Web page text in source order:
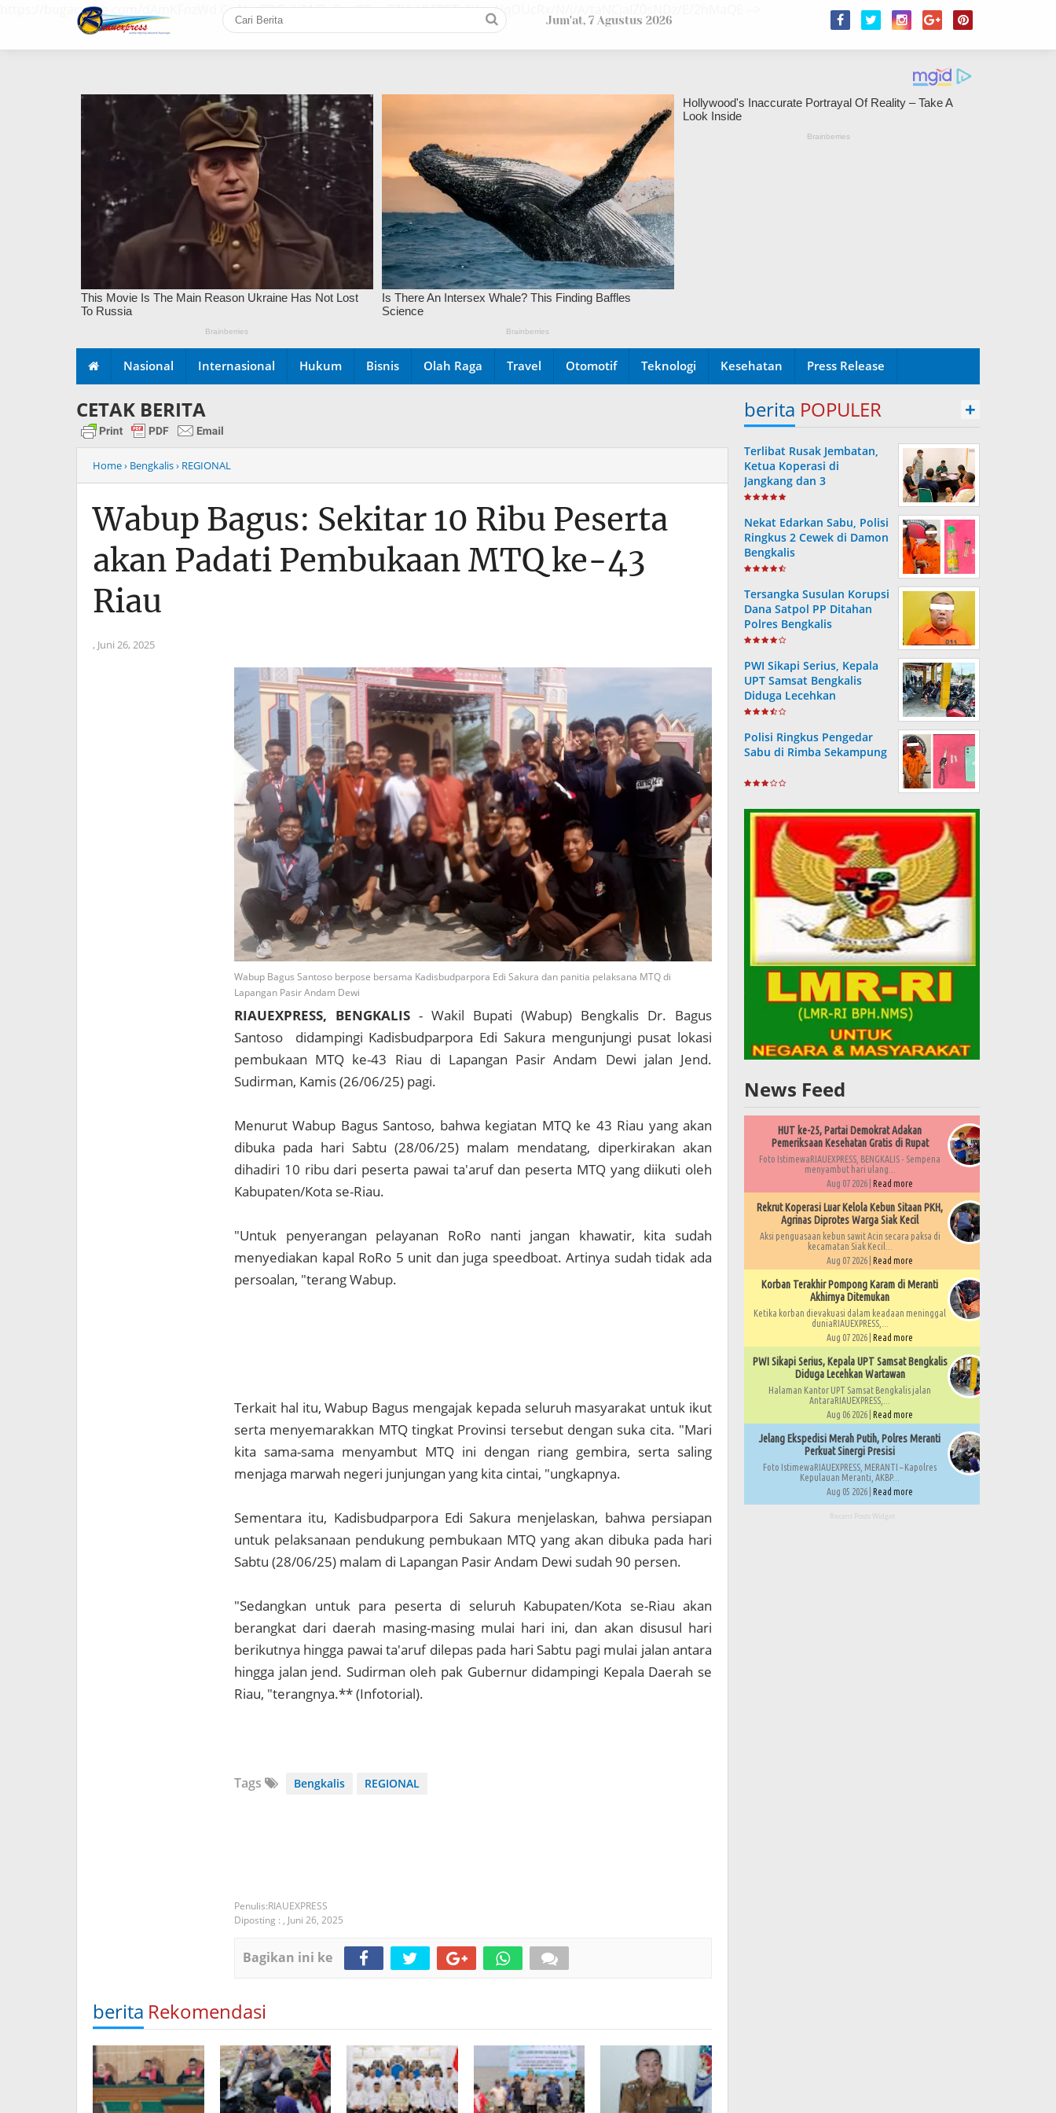
https://bugaruche.com/dAmKFnzWd.GoNiv-ZDGvUM/DeFm/9EupZZUsl/kFPSTuY/ywNqDUcRx/N/j/A/taNCjaIZ0sNDz/E/2hMaQE
Jum'at, 7 Agustus 2026
Nasional Internasional Hukum Bisnis Olah Raga Travel Otomotif Teknologi Kesehatan Press Release
CETAK BERITA
Home› Bengkalis› REGIONAL
Wabup Bagus: Sekitar 10 Ribu Peserta
akan Padati Pembukaan MTQ ke-43
Riau
, Juni 26, 2025
Wabup Bagus Santoso berpose bersama Kadisbudparpora Edi Sakura dan panitia pelaksana MTQ di
Lapangan Pasir Andam Dewi
RIAUEXPRESS, BENGKALIS - Wakil Bupati (Wabup) Bengkalis Dr. Bagus
Santoso didampingi Kadisbudparpora Edi Sakura mengunjungi pusat lokasi
pembukaan MTQ ke-43 Riau di Lapangan Pasir Andam Dewi jalan Jend.
Sudirman, Kamis (26/06/25) pagi.
Menurut Wabup Bagus Santoso, bahwa kegiatan MTQ ke 43 Riau yang akan
dibuka pada hari Sabtu (28/06/25) malam mendatang, diperkirakan akan
dihadiri 10 ribu dari peserta pawai ta'aruf dan peserta MTQ yang diikuti oleh
Kabupaten/Kota se-Riau.
"Untuk penyerangan pelayanan RoRo nanti jangan khawatir, kita sudah
menyediakan kapal RoRo 5 unit dan juga speedboat. Artinya sudah tidak ada
persoalan, "terang Wabup.
Terkait hal itu, Wabup Bagus mengajak kepada seluruh masyarakat untuk ikut
serta menyemarakkan MTQ tingkat Provinsi tersebut dengan suka cita. "Mari
kita sama-sama menyambut MTQ ini dengan riang gembira, serta saling
menjaga marwah negeri junjungan yang kita cintai, "ungkapnya.
Sementara itu, Kadisbudparpora Edi Sakura menjelaskan, bahwa persiapan
untuk pelaksanaan pendukung pembukaan MTQ yang akan dibuka pada hari
Sabtu (28/06/25) malam di Lapangan Pasir Andam Dewi sudah 90 persen.
"Sedangkan untuk para peserta di seluruh Kabupaten/Kota se-Riau akan
berangkat dari daerah masing-masing mulai hari ini, dan akan disusul hari
berikutnya hingga pawai ta'aruf dilepas pada hari Sabtu pagi mulai jalan antara
hingga jalan jend. Sudirman oleh pak Gubernur didampingi Kepala Daerah se
Riau, "terangnya.** (Infotorial).
Tags Bengkalis REGIONAL
RIAUEXPRESS
Diposting : , Juni 26, 2025
Bagikan ini ke
berita Rekomendasi
berita POPULER +
Terlibat Rusak Jembatan,
Ketua Koperasi di
Jangkang dan 3
Pengurusnya Resmi Masuk
Nekat Edarkan Sabu, Polisi
Ringkus 2 Cewek di Damon
Bengkalis
Tersangka Susulan Korupsi
Dana Satpol PP Ditahan
Polres Bengkalis
PWI Sikapi Serius, Kepala
UPT Samsat Bengkalis
Diduga Lecehkan
Wartawan
Polisi Ringkus Pengedar
Sabu di Rimba Sekampung
News Feed
HUT ke-25, Partai Demokrat Adakan
Pemeriksaan Kesehatan Gratis di Rupat
Foto IstimewaRIAUEXPRESS, BENGKALIS - Sempena
menyambut hari ulang...
Aug 07 2026 | Read more
Rekrut Koperasi Luar Kelola Kebun Sitaan PKH,
Agrinas Diprotes Warga Siak Kecil
Aksi penguasaan kebun sawit Acin secara paksa di
kecamatan Siak Kecil...
Aug 07 2026 | Read more
Korban Terakhir Pompong Karam di Meranti
Akhirnya Ditemukan
Ketika korban dievakuasi dalam keadaan meninggal
duniaRIAUEXPRESS,...
Aug 07 2026 | Read more
PWI Sikapi Serius, Kepala UPT Samsat Bengkalis
Diduga Lecehkan Wartawan
Halaman Kantor UPT Samsat Bengkalis jalan
AntaraRIAUEXPRESS,...
Aug 06 2026 | Read more
Jelang Ekspedisi Merah Putih, Polres Meranti
Perkuat Sinergi Presisi
Foto IstimewaRIAUEXPRESS, MERANTI – Kapolres
Kepulauan Meranti, AKBP...
Aug 05 2026 | Read more
Recent Posts Widget